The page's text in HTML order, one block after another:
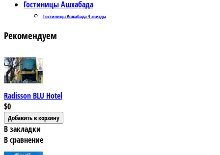
Гостиницы Ашхабада
Гостиницы Ашхабада 4 звезды
Рекомендуем
Radisson BLU Hotel
$0
В закладки
В сравнение